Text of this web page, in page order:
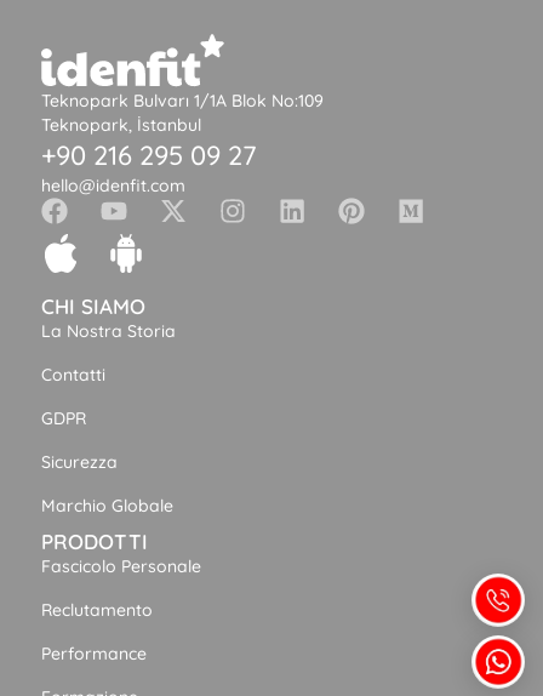
Teknopark Bulvarı 1/1A Blok No:109
Teknopark, İstanbul
+90 216 295 09 27
hello@idenfit.com
CHI SIAMO
La Nostra Storia
Contatti
GDPR
Sicurezza
Marchio Globale
PRODOTTI
Fascicolo Personale
Reclutamento
Performance